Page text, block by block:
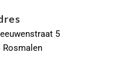
5
Rosmalen